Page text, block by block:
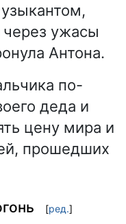
ужасы
Антона.
по-
деда и
цену мира и
прошедших
[ред.]